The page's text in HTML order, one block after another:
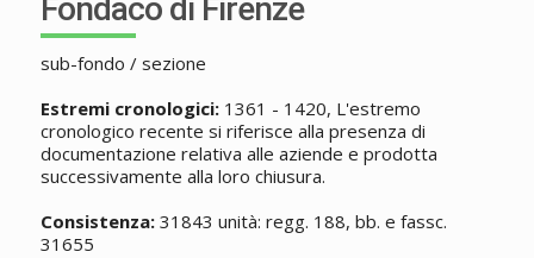
Fondaco di Firenze
sub-fondo / sezione
Estremi cronologici:1361 - 1420, L'estremo
cronologico recente si riferisce alla presenza di
documentazione relativa alle aziende e prodotta
successivamente alla loro chiusura.
Consistenza:31843 unità: regg. 188, bb. e fassc.
31655